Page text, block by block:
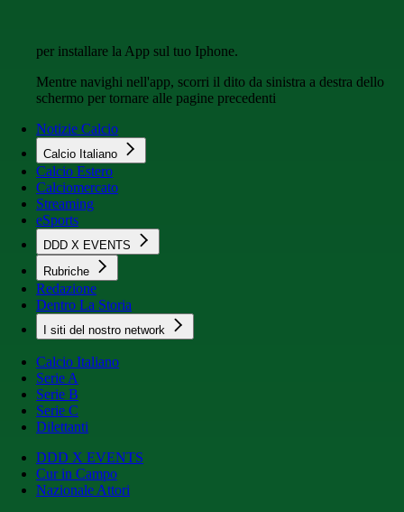
per installare la App sul tuo Iphone.
Mentre navighi nell'app, scorri il dito da sinistra a destra dello
schermo per tornare alle pagine precedenti
Notizie Calcio
Calcio Italiano
Calcio Estero
Calciomercato
Streaming
eSports
DDD X EVENTS
Rubriche
Redazione
Dentro La Storia
I siti del nostro network
Calcio Italiano
Serie A
Serie B
Serie C
Dilettanti
DDD X EVENTS
Cur in Campo
Nazionale Attori